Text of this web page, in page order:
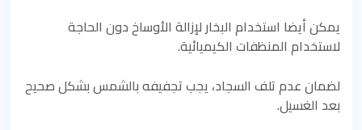
يمكن أيضا استخدام البخار لإزالة الأوساخ دون الحاجة
لاستخدام المنظفات الكيميائية.
لضمان عدم تلف السجاد، يجب تجفيفه بالشمس بشكل صحيح
بعد الغسيل.